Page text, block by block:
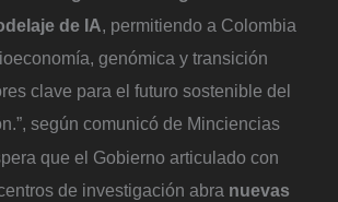
de IA , permitiendo a Colombia
genómica y transición
clave para el futuro sostenible del
según comunicó de Minciencias
que el Gobierno articulado con
de investigación abra nuevas